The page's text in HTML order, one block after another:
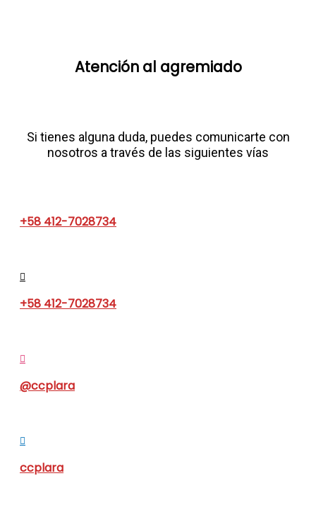
Atención al agremiado​
Si tienes alguna duda, puedes comunicarte con
nosotros a través de las siguientes vías
+58 412-7028734
+58 412-7028734
@ccplara
ccplara